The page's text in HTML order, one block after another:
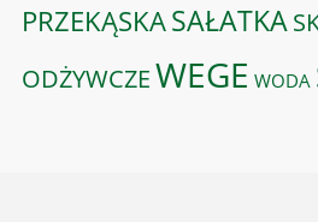
PRZEKĄSKASAŁATKA
ODŻYWCZEWEGE WODA